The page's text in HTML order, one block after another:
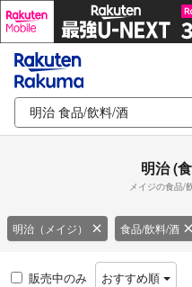
明治 (
メイジの食品/
明治（メイジ） 食品/飲料/酒
販売中のみ おすすめ順